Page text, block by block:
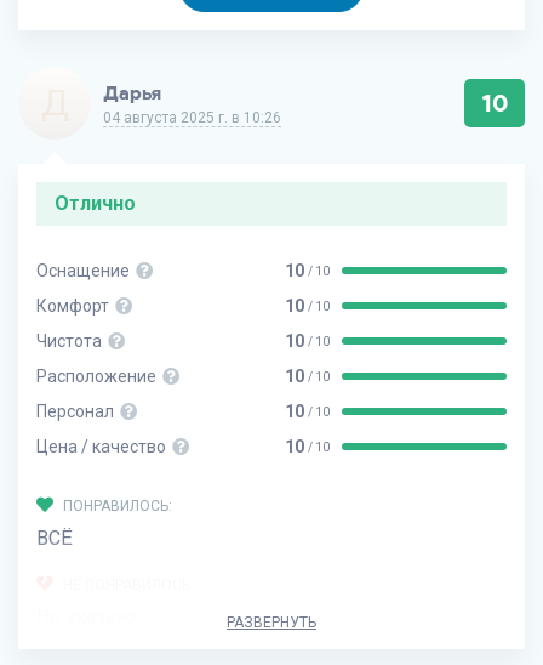
Дарья
04 августа 2025 г. в 10:26 10
Отлично
Оснащение 10 / 10
Комфорт 10 / 10
Чистота 10 / 10
Расположение 10 / 10
Персонал 10 / 10
Цена / качество 10 / 10
ПОНРАВИЛОСЬ:
ВСЁ
РАЗВЕРНУТЬ